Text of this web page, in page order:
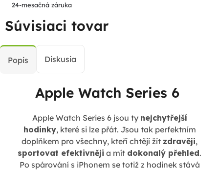
24-mesačná záruka
Súvisiaci tovar
Popis Diskusia
Apple Watch Series 6
Apple Watch Series 6 jsou ty nejchytřejší
hodinky, které si lze přát. Jsou tak perfektním
doplňkem pro všechny, kteří chtějí žít zdravěji,
sportovat efektivněji a mít dokonalý přehled.
Po spárování s iPhonem se totiž z hodinek stává